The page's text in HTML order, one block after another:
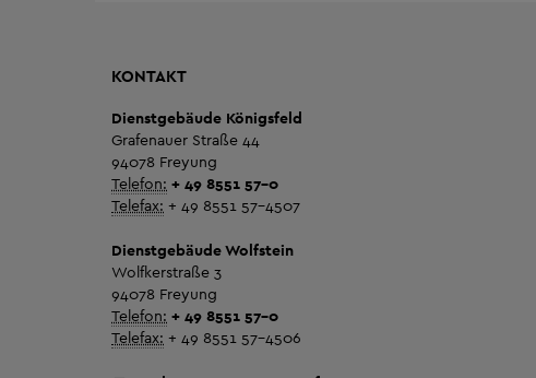
KONTAKT
Dienstgebäude Königsfeld
Grafenauer Straße 44
94078 Freyung
Telefon: + 49 8551 57-0
Telefax: + 49 8551 57-4507
Dienstgebäude Wolfstein
Wolfkerstraße 3
94078 Freyung
Telefon: + 49 8551 57-0
Telefax: + 49 8551 57-4506